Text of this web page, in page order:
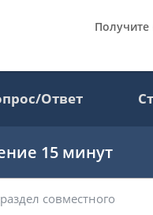
Получите
Ответ
15 минут